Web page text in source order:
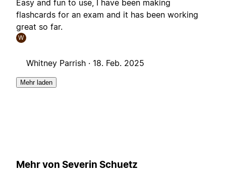
Easy and fun to use, I have been making
flashcards for an exam and it has been working
great so far.
W
Whitney Parrish · 18. Feb. 2025
Mehr laden
Mehr von Severin Schuetz